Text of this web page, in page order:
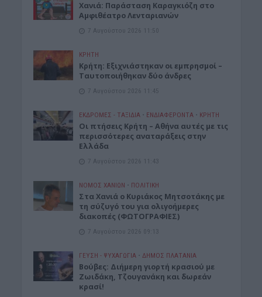
Xανιά: Παράσταση Καραγκιόζη στο
Αμφιθέατρο Λενταριανών
7 Αυγούστου 2026 11:50
ΚΡΗΤΗ
Κρήτη: Εξιχνιάστηκαν οι εμπρησμοί –
Ταυτοποιήθηκαν δύο άνδρες
7 Αυγούστου 2026 11:45
ΕΚΔΡΟΜΈΣ - ΤΑΞΊΔΙΑ • ΕΝΔΙΑΦΕΡΟΝΤΑ • ΚΡΗΤΗ
Οι πτήσεις Κρήτη – Αθήνα αυτές με τις
περισσότερες αναταράξεις στην
Ελλάδα
7 Αυγούστου 2026 11:43
ΝΟΜΌΣ ΧΑΝΊΩΝ • ΠΟΛΙΤΙΚΗ
Στα Χανιά ο Κυριάκος Μητσοτάκης με
τη σύζυγό του για ολιγοήμερες
διακοπές (ΦΩΤΟΓΡΑΦΙΕΣ)
7 Αυγούστου 2026 09:13
ΓΕΎΣΗ - ΨΥΧΑΓΩΓΊΑ • ΔΉΜΟΣ ΠΛΑΤΑΝΙΆ
Βούβες: Διήμερη γιορτή κρασιού με
Ζωιδάκη, Τζουγανάκη και δωρεάν
κρασί!